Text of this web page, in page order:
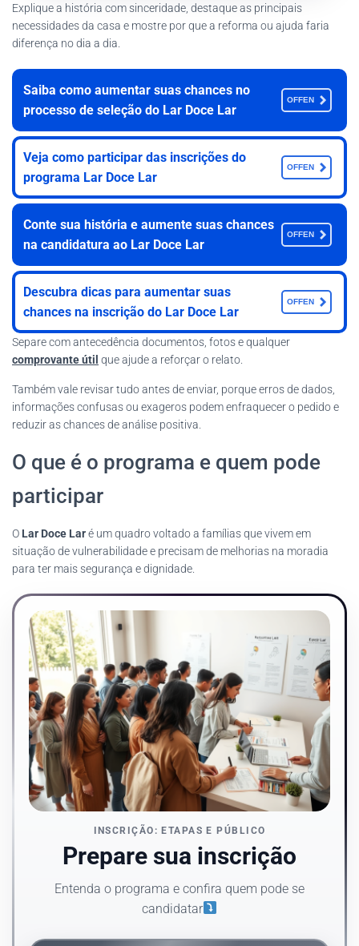
Explique a história com sinceridade, destaque as principais
necessidades da casa e mostre por que a reforma ou ajuda faria
diferença no dia a dia.
Saiba como aumentar suas chances no
processo de seleção do Lar Doce Lar
OFFEN
Veja como participar das inscrições do
programa Lar Doce Lar
OFFEN
Conte sua história e aumente suas chances
na candidatura ao Lar Doce Lar
OFFEN
Descubra dicas para aumentar suas
chances na inscrição do Lar Doce Lar
OFFEN
Separe com antecedência documentos, fotos e qualquer
comprovante útil que ajude a reforçar o relato.
Também vale revisar tudo antes de enviar, porque erros de dados,
informações confusas ou exageros podem enfraquecer o pedido e
reduzir as chances de análise positiva.
O que é o programa e quem pode
participar
O Lar Doce Laré um quadro voltado a famílias que vivem em
situação de vulnerabilidade e precisam de melhorias na moradia
para ter mais segurança e dignidade.
INSCRIÇÃO: ETAPAS E PÚBLICO
Prepare sua inscrição
Entenda o programa e confira quem pode se
candidatar